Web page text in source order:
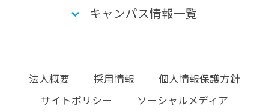
キャンパス情報一覧
法人概要 採用情報
個人情報保護方針
サイトポリシー
ソーシャルメディア